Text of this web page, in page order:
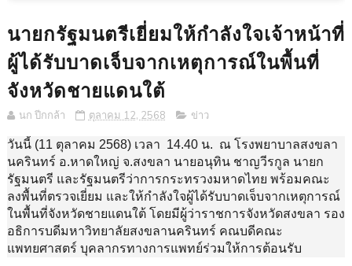
นายกรัฐมนตรีเยี่ยมให้กำลังใจเจ้าหน้าที่
ผู้ได้รับบาดเจ็บจากเหตุการณ์ในพื้นที่
จังหวัดชายแดนใต้
นก ปีกกล้า ตุลาคม 12, 2568 ข่าว
วันนี้ (11 ตุลาคม 2568) เวลา 14.40 น. ณ โรงพยาบาลสงขลา
นครินทร์ อ.หาดใหญ่ จ.สงขลา นายอนุทิน ชาญวีรกูล นายก
รัฐมนตรี และรัฐมนตรีว่าการกระทรวงมหาดไทย พร้อมคณะ
ลงพื้นที่ตรวจเยี่ยม และให้กำลังใจผู้ได้รับบาดเจ็บจากเหตุการณ์
ในพื้นที่จังหวัดชายแดนใต้ โดยมีผู้ว่าราชการจังหวัดสงขลา รอง
อธิการบดีมหาวิทยาลัยสงขลานครินทร์ คณบดีคณะ
แพทยศาสตร์ บุคลากรทางการแพทย์ร่วมให้การต้อนรับ